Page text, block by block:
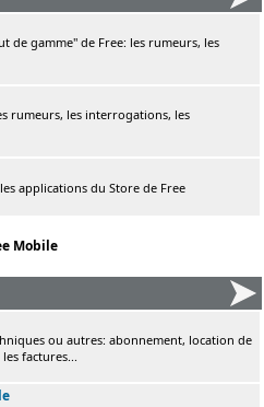
de gamme" de Free: les rumeurs, les
rumeurs, les interrogations, les
applications du Store de Free
Mobile
ou autres: abonnement, location de
factures...